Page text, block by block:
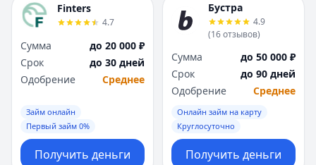
Finters
4.7
Сумма
до 20 000 ₽
Срок
до 30 дней
Одобрение
Среднее
Займ онлайн
Первый займ 0%
Получить деньги
Бустра
4.9
(16отзывов)
Сумма
до 50 000 ₽
Срок
до 90 дней
Одобрение
Среднее
Онлайн займ на карту
Круглосуточно
Получить деньги